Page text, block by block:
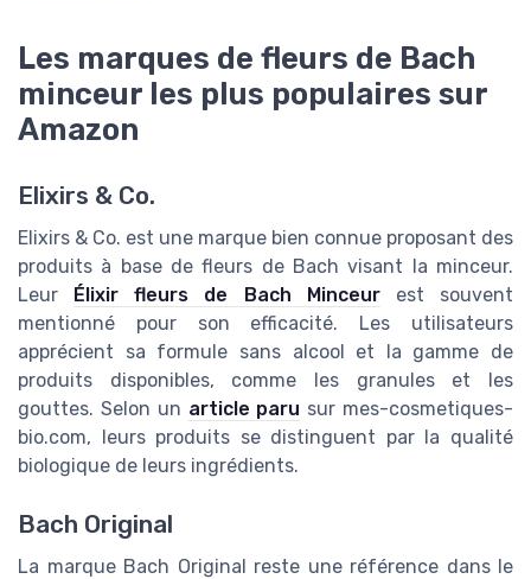
Les marques de fleurs de Bach
minceur les plus populaires sur
Amazon
Elixirs & Co.
Elixirs & Co. est une marque bien connue proposant des
produits à base de fleurs de Bach visant la minceur.
Leur
Élixir fleurs de Bach Minceurest souvent
mentionné pour son efficacité. Les utilisateurs
apprécient sa formule sans alcool et la gamme de
produits disponibles, comme les granules et les
gouttes. Selon un article paru sur mes-cosmetiques-
bio.com, leurs produits se distinguent par la qualité
biologique de leurs ingrédients.
Bach Original
La marque Bach Original reste une référence dans le